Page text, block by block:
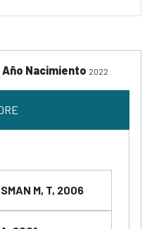
Año Nacimiento 2022
M, T, 2006